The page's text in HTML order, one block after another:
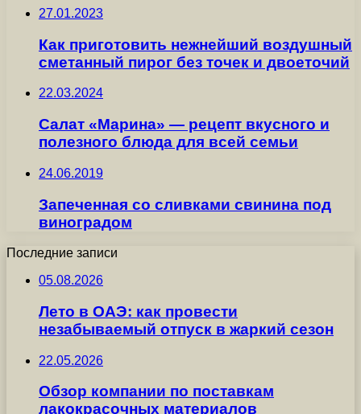
27.01.2023
Как приготовить нежнейший воздушный
сметанный пирог без точек и двоеточий
22.03.2024
Салат «Марина» — рецепт вкусного и
полезного блюда для всей семьи
24.06.2019
Запеченная со сливками свинина под
виноградом
Последние записи
05.08.2026
Лето в ОАЭ: как провести
незабываемый отпуск в жаркий сезон
22.05.2026
Обзор компании по поставкам
лакокрасочных материалов